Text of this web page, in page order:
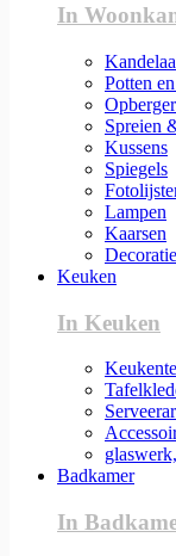
In
Potten
Spreien
Kussens
Spiegels
Lampen
Kaarsen
Decoratie
Keuken
In Keuken
Badkamer
In